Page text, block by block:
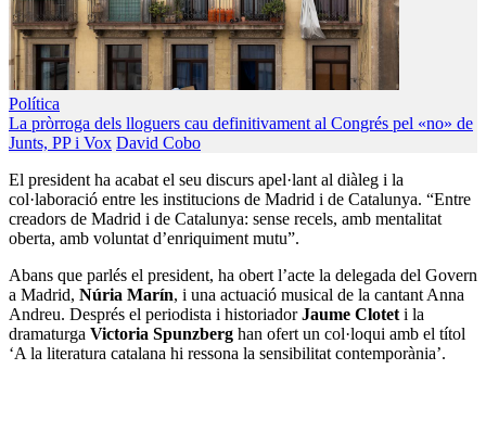
Política
La pròrroga dels lloguers cau definitivament al Congrés pel «no» de
Junts, PP i Vox David Cobo
El president ha acabat el seu discurs apel·lant al diàleg i la
col·laboració entre les institucions de Madrid i de Catalunya. “Entre
creadors de Madrid i de Catalunya: sense recels, amb mentalitat
oberta, amb voluntat d’enriquiment mutu”.
Abans que parlés el president, ha obert l’acte la delegada del Govern
a Madrid, Núria Marín, i una actuació musical de la cantant Anna
Andreu. Després el periodista i historiadorJaume Cloteti la
dramaturga Victoria Spunzberg han ofert un col·loqui amb el títol
‘A la literatura catalana hi ressona la sensibilitat contemporània’.